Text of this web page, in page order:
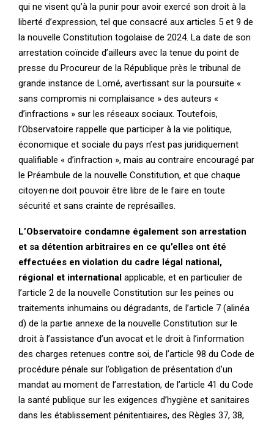
qui ne visent qu’à la punir pour avoir exercé son droit à la
liberté d’expression, tel que consacré aux articles 5 et 9 de
la nouvelle Constitution togolaise de 2024. La date de son
arrestation coïncide d’ailleurs avec la tenue du point de
presse du Procureur de la République près le tribunal de
grande instance de Lomé, avertissant sur la poursuite «
sans compromis ni complaisance » des auteurs «
d’infractions » sur les réseaux sociaux. Toutefois,
l’Observatoire rappelle que participer à la vie politique,
économique et sociale du pays n’est pas juridiquement
qualifiable « d’infraction », mais au contraire encouragé par
le Préambule de la nouvelle Constitution, et que chaque
citoyen·ne doit pouvoir être libre de le faire en toute
sécurité et sans crainte de représailles.
L’Observatoire condamne également son arrestation
et sa détention arbitraires en ce qu’elles ont été
effectuées en violation du cadre légal national,
régional et international applicable, et en particulier de
l’article 2 de la nouvelle Constitution sur les peines ou
traitements inhumains ou dégradants, de l’article 7 (alinéa
d) de la partie annexe de la nouvelle Constitution sur le
droit à l’assistance d’un avocat et le droit à l’information
des charges retenues contre soi, de l’article 98 du Code de
procédure pénale sur l’obligation de présentation d’un
mandat au moment de l’arrestation, de l’article 41 du Code
la santé publique sur les exigences d’hygiène et sanitaires
dans les établissement pénitentiaires, des Règles 37, 38,